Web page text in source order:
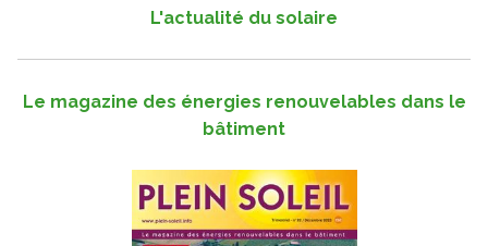
L'actualité du solaire
Le magazine des énergies renouvelables dans le
bâtiment